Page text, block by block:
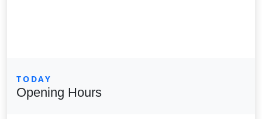
TODAY
Opening Hours